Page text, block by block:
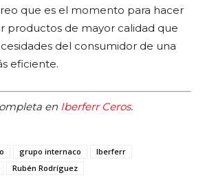
que es el momento para hacer
productos de mayor calidad que
del consumidor de una
eficiente.
en Iberferr Ceros.
grupo internaco
Iberferr
Rubén Rodríguez